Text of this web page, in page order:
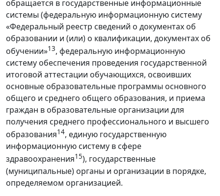
обращается в государственные информационные
системы (федеральную информационную систему
«Федеральный реестр сведений о документах об
образовании и (или) о квалификации, документах об
обучении»13, федеральную информационную
систему обеспечения проведения государственной
итоговой аттестации обучающихся, освоивших
основные образовательные программы основного
общего и среднего общего образования, и приема
граждан в образовательные организации для
получения среднего профессионального и высшего
образования14, единую государственную
информационную систему в сфере
здравоохранения15), государственные
(муниципальные) органы и организации в порядке,
определяемом организацией.